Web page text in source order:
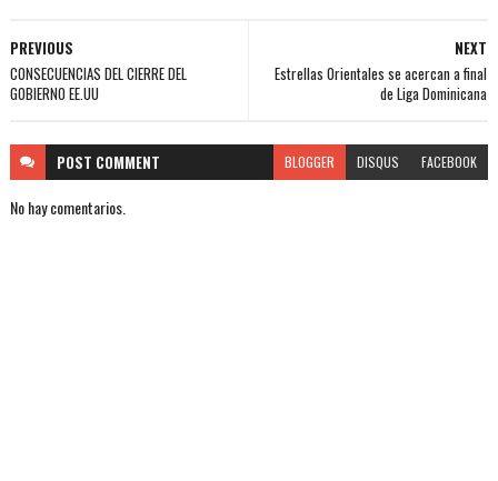
NEXT
Estrellas Orientales se acercan a final
de Liga Dominicana
PREVIOUS
CONSECUENCIAS DEL CIERRE DEL
GOBIERNO EE.UU
POST COMMENT BLOGGER DISQUS FACEBOOK
No hay comentarios.